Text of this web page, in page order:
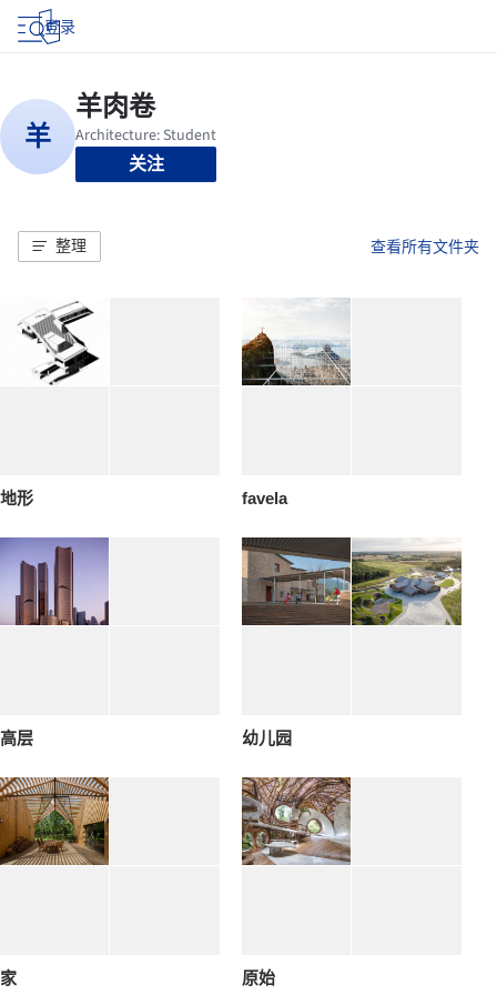
登录
关注
整理 查看所有文件夹
地形 favela
高层 幼儿园
家 原始